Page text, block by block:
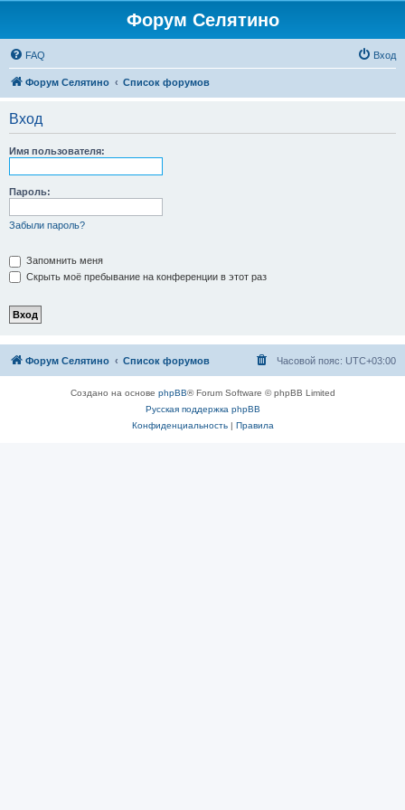
Форум Селятино
FAQ Вход
Форум Селятино Список форумов
Вход
Имя пользователя:
Пароль:
Забыли пароль?
Запомнить меня
Скрыть моё пребывание на конференции в этот раз
Форум Селятино Список форумов Часовой пояс: UTC+03:00
Создано на основе phpBB® Forum Software © phpBB Limited
Русская поддержка phpBB
Конфиденциальность| Правила